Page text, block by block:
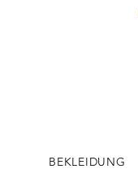
BEKLEIDUNG